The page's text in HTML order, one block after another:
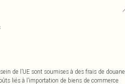
de l’UE sont soumises à des frais de douane
liés à l’importation de biens de commerce